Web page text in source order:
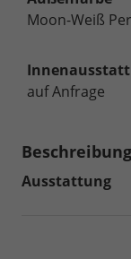
Moon-Weiß
auf Anfrage
Beschreibung
Ausstattung